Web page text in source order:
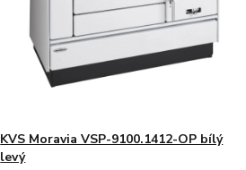
KVS Moravia VSP-9100.1412-OP bílý
levý